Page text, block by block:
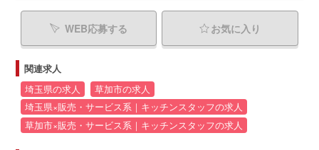
WEB応募する お気に入り
関連求人
埼玉県の求人
草加市の求人
埼玉県×販売・サービス系｜キッチンスタッフの求人
草加市×販売・サービス系｜キッチンスタッフの求人